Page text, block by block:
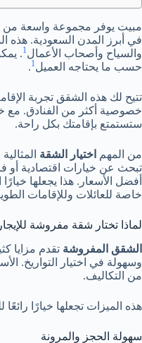
مبيت يوفر مجموعة واسعة من
في أبرز المدن السعودية. هذه
والسياح وأصحاب الأعمال1
.
حسب ما يحتاجه العميل1
.
تتيح لك هذه الشقق تجربة
خصوصية أكثر من الفنادق. مع
ستستمتع بإقامتك بكل راحة.
من المهم اختيار الشقة
تبحث عن خيارات اقتصادية أو
أفضل الأسعار. هذا يجعلها خيارًا
خاصة للعائلات وللإقامات
لماذا تختار شقة مفروشة
الشقق المفروشة تقدم مزايا
وسهولة في اختيار التواريخ.
من التكاليف.
هذه الميزات تجعلها خيارًا
سهولة الحجز والمرونة